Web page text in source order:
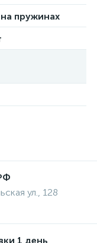
пружинах
ул., 128
1 день